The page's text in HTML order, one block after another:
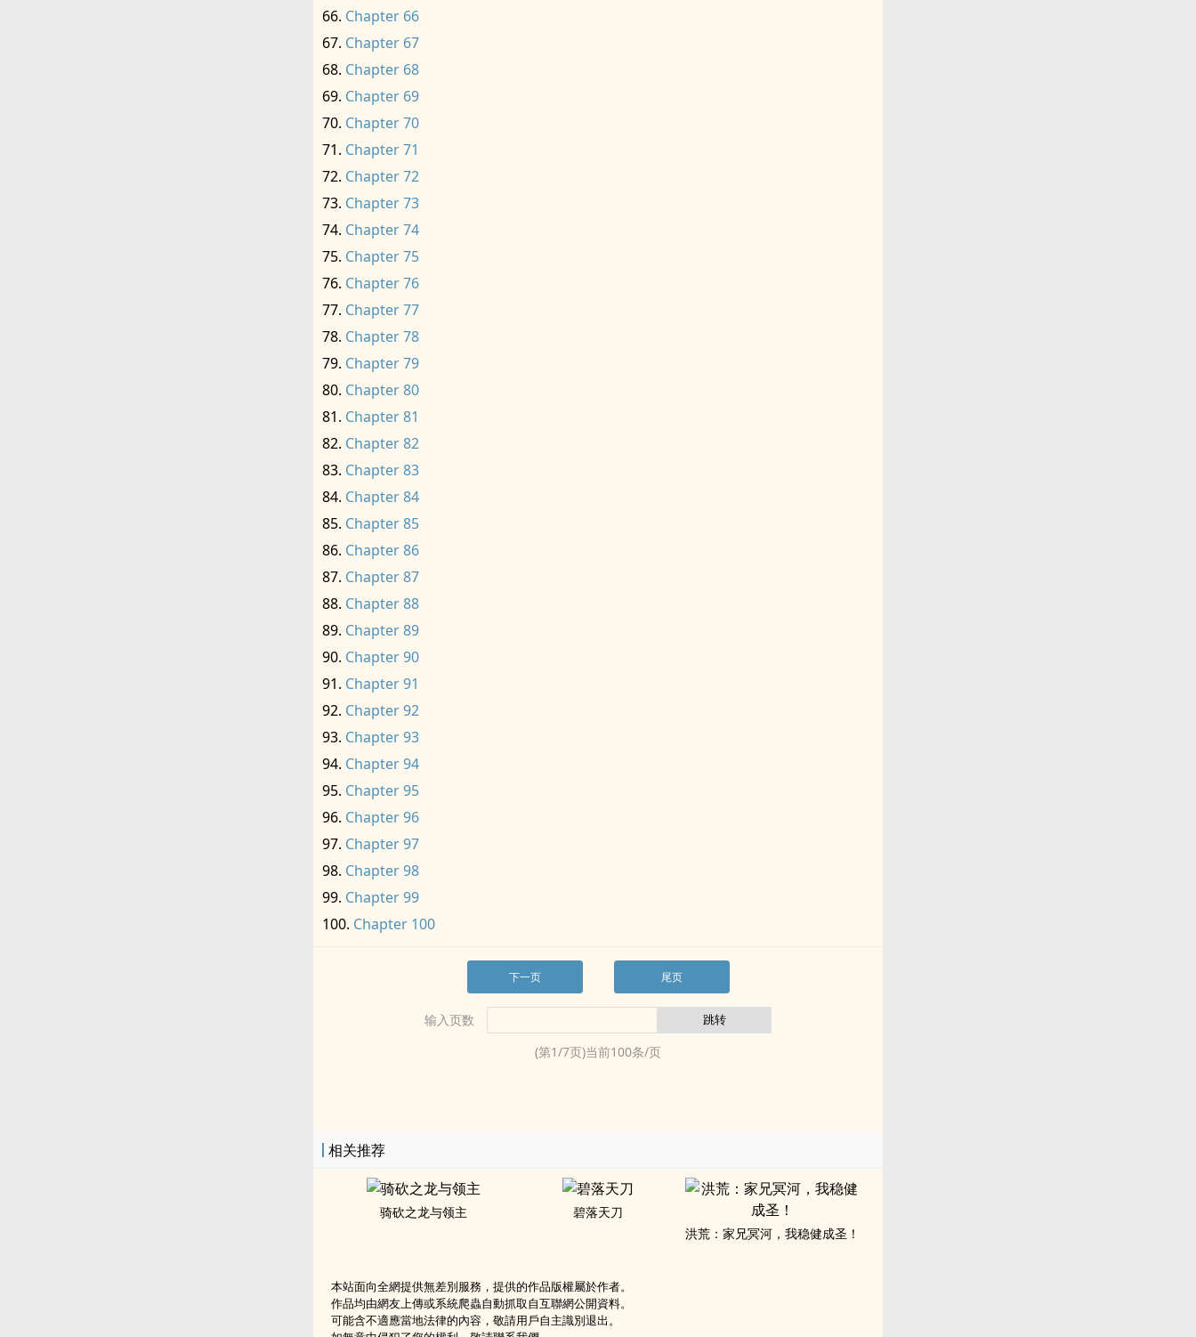
Chapter 66
Chapter 67
Chapter 68
Chapter 69
Chapter 70
Chapter 71
Chapter 72
Chapter 73
Chapter 74
Chapter 75
Chapter 76
Chapter 77
Chapter 78
Chapter 79
Chapter 80
Chapter 81
Chapter 82
Chapter 83
Chapter 84
Chapter 85
Chapter 86
Chapter 87
Chapter 88
Chapter 89
Chapter 90
Chapter 91
Chapter 92
Chapter 93
Chapter 94
Chapter 95
Chapter 96
Chapter 97
Chapter 98
Chapter 99
Chapter 100
下一页 尾页
输入页数
(第1/7页)当前100条/页
相关推荐
骑砍之龙与领主
碧落天刀
洪荒：家兄冥河，我稳健成圣！
本站面向全網提供無差別服務，提供的作品版權屬於作者。
作品均由網友上傳或系統爬蟲自動抓取自互聯網公開資料。
可能含不適應當地法律的內容，敬請用戶自主識別退出。